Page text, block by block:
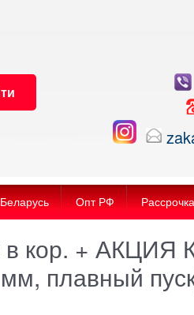
Опт РФ Рассрочка
кор. + АКЦИЯ
плавный